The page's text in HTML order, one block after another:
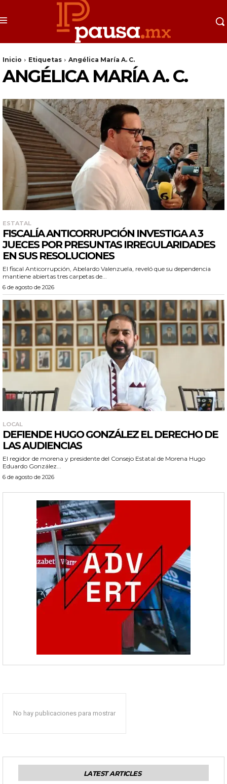
Inicio Etiquetas Angélica María A. C.
ANGÉLICA MARÍA A. C.
ESTATAL
FISCALÍA ANTICORRUPCIÓN INVESTIGA A 3
JUECES POR PRESUNTAS IRREGULARIDADES
EN SUS RESOLUCIONES
El fiscal Anticorrupción, Abelardo Valenzuela, reveló que su dependencia
mantiene abiertas tres carpetas de...
6 de agosto de 2026
LOCAL
DEFIENDE HUGO GONZÁLEZ EL DERECHO DE
LAS AUDIENCIAS
El regidor de morena y presidente del Consejo Estatal de Morena Hugo
Eduardo González...
6 de agosto de 2026
No hay publicaciones para mostrar
LATEST ARTICLES